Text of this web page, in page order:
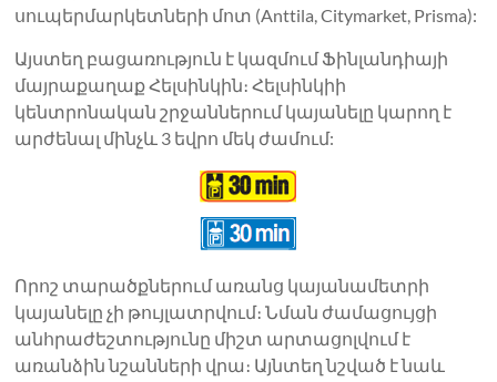
սուպերմարկետների մոտ (Anttila, Citymarket, Prisma):
Այստեղ բացառություն է կազմում Ֆինլանդիայի
մայրաքաղաք Հելսինկին։ Հելսինկիի
կենտրոնական շրջաններում կայանելը կարող է
արժենալ մինչև 3 եվրո մեկ ժամում:
Որոշ տարածքներում առանց կայանամետրի
կայանելը չի ​​թույլատրվում։ Նման ժամացույցի
անհրաժեշտությունը միշտ արտացոլվում է
առանձին նշանների վրա։ Այնտեղ նշված է նաև